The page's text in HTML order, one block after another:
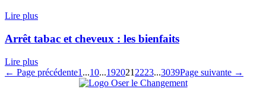
Lire plus
Arrêt tabac et cheveux : les bienfaits
Lire plus
← Page précédente1 ...10...192021 2223...3039Page suivante →